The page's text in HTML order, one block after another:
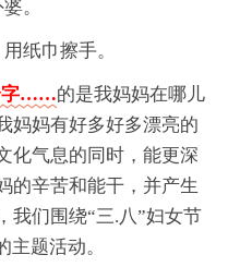
。
纸巾擦手。
字……的是我妈妈在哪儿
妈妈有好多好多漂亮的
化气息的同时，能更深
的辛苦和能干，并产生
我们围绕“三.八”妇女节
主题活动。